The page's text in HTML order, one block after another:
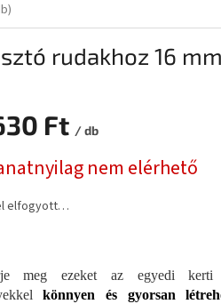
rudakhoz 16
Ft / db
nem elérhető
elfogyott…
meg ezeket az egyedi kerti
könnyen és gyorsan